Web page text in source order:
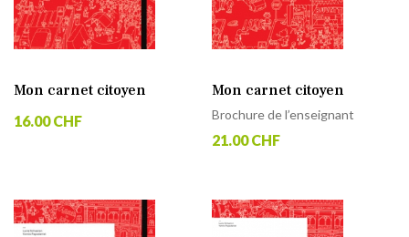
Mon carnet citoyen
16.00 CHF
Mon carnet citoyen
Brochure de l’enseignant
21.00 CHF